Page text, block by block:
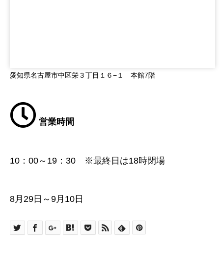
愛知県名古屋市中区栄３丁目１６−１ 本館7階
営業時間
10：00～19：30 ※最終日は18時閉場
8月29日～9月10日